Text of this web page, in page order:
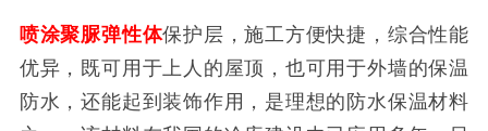
喷涂聚脲弹性体保护层，施工方便快捷，综合性能
优异，既可用于上人的屋顶，也可用于外墙的保温
防水，还能起到装饰作用，是理想的防水保温材料